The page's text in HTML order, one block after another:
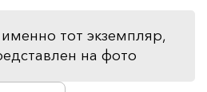
тот экземпляр,
на фото